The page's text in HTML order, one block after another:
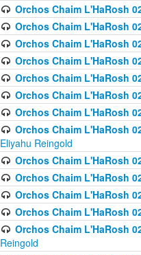
Orchos Chaim L'HaRosh
Orchos Chaim L'HaRosh
Orchos Chaim L'HaRosh
Orchos Chaim L'HaRosh
Orchos Chaim L'HaRosh
Orchos Chaim L'HaRosh
Orchos Chaim L'HaRosh
Orchos Chaim L'HaRosh
Eliyahu Reingold
Orchos Chaim L'HaRosh
Orchos Chaim L'HaRosh
Orchos Chaim L'HaRosh
Orchos Chaim L'HaRosh
Orchos Chaim L'HaRosh
Reingold